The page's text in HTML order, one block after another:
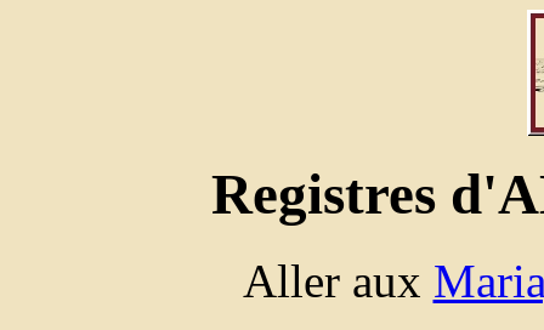
Registres
Aller aux